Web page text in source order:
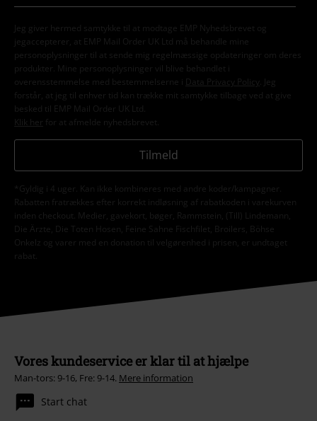
Jeg giver hermed samtykke til at modtage EMP Nyhedsbrevet og
jegaccepterer, at EMP Mail Order UK Ltd må behandle mine
personoplysninger til at sende mig regelmæssige opdateringer om deres
produkter. Mine personoplysninger vil blive behandlet i
overensstemmelse med bestemmelserne i
Data Privacy Policy
. Jeg
forstår, at jeg til enhver tid kan trække mit samtykke tilbage ved at give
besked til EMP Mail Order UK Ltd.
Klik her
for at afmelde nyhedsbrevet.
Tilmeld
*Gyldig i 4 uger. Kan ikke kombineres med andre koder/kampagner.
Rabatten fratrækkes efter korrekt indløsning af rabatkoden i varekurven
inden checkout. Medier, gavekort, bøger, Rammstein, (Till) Lindemann,
Die Ärzte, Die Toten Hosen, Feine Sahne Fischfilet, Broilers, Böhse
Onkelz og varer med en donation til velgørenhed i prisen, er undtaget
rabat.
Vores kundeservice er klar til at hjælpe
Man-tors: 9-16, Fre: 9-14. Mere information
Start chat